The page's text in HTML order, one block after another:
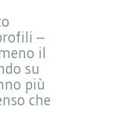
–
il
su
più
che